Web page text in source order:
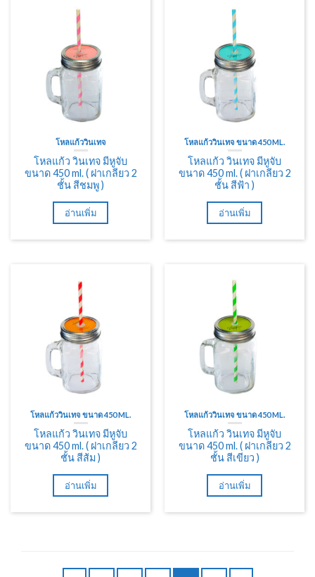
โหลแก้ววินเทจ
โหลแก้ว วินเทจ มีหูจับ
ขนาด 450 ml. ( ฝาเกลียว 2
ชั้น สีชมพู )
อ่านเพิ่ม
โหลแก้ววินเทจ ขนาด 450 ML.
โหลแก้ว วินเทจ มีหูจับ
ขนาด 450 ml. ( ฝาเกลียว 2
ชั้น สีฟ้า )
อ่านเพิ่ม
โหลแก้ววินเทจ ขนาด 450 ML.
โหลแก้ว วินเทจ มีหูจับ
ขนาด 450 ml. ( ฝาเกลียว 2
ชั้น สีส้ม )
อ่านเพิ่ม
โหลแก้ววินเทจ ขนาด 450 ML.
โหลแก้ว วินเทจ มีหูจับ
ขนาด 450 ml. ( ฝาเกลียว 2
ชั้น สีเขียว )
อ่านเพิ่ม